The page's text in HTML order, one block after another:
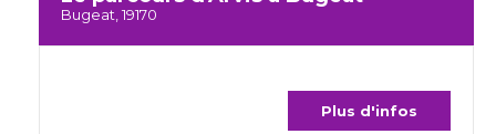
Bugeat, 19170
Plus d'infos